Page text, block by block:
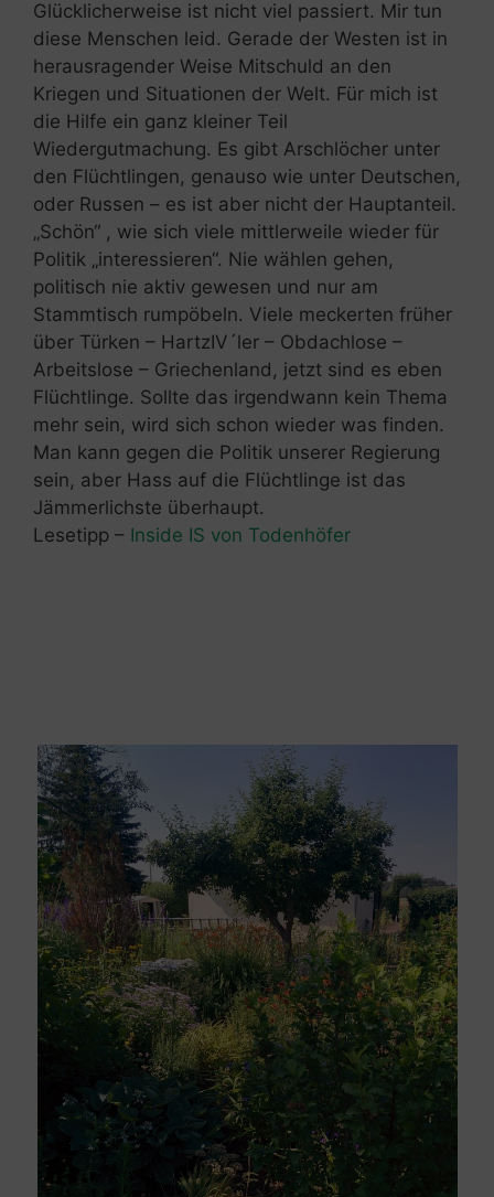
Glücklicherweise ist nicht viel passiert. Mir tun
diese Menschen leid. Gerade der Westen ist in
herausragender Weise Mitschuld an den
Kriegen und Situationen der Welt. Für mich ist
die Hilfe ein ganz kleiner Teil
Wiedergutmachung. Es gibt Arschlöcher unter
den Flüchtlingen, genauso wie unter Deutschen,
oder Russen – es ist aber nicht der Hauptanteil.
„Schön“ , wie sich viele mittlerweile wieder für
Politik „interessieren“. Nie wählen gehen,
politisch nie aktiv gewesen und nur am
Stammtisch rumpöbeln. Viele meckerten früher
über Türken – HartzIV´ler – Obdachlose –
Arbeitslose – Griechenland, jetzt sind es eben
Flüchtlinge. Sollte das irgendwann kein Thema
mehr sein, wird sich schon wieder was finden.
Man kann gegen die Politik unserer Regierung
sein, aber Hass auf die Flüchtlinge ist das
Jämmerlichste überhaupt.
Lesetipp – Inside IS von Todenhöfer